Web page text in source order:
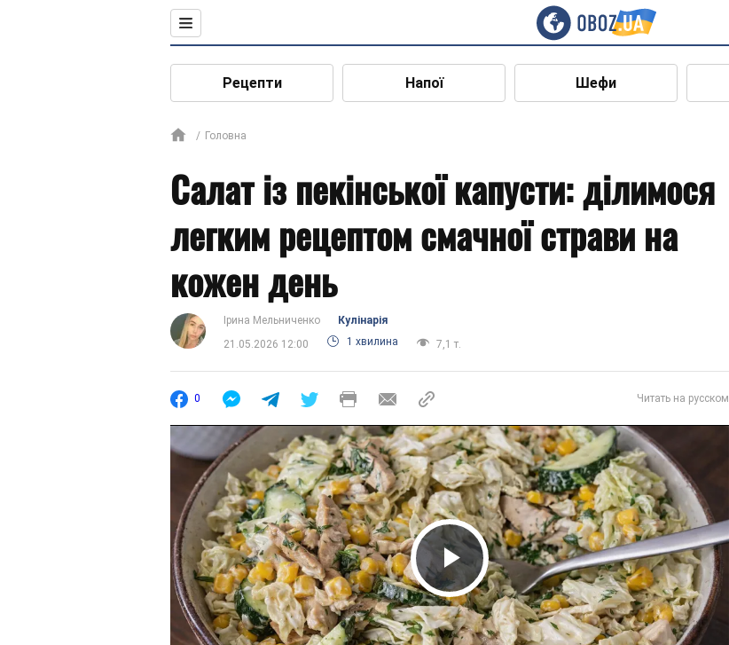
Рецепти Напої Шефи
Головна
Салат із пекінської капусти: ділимося
легким рецептом смачної страви на
кожен день
Ірина Мельниченко
Кулінарія
21.05.2026 12:00
1 хвилина 7,1 т.
0 Читать на русском
Play Video